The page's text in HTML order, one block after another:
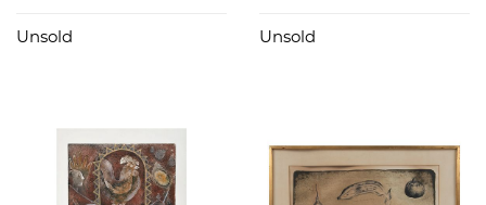
cm diámetro
Unsold
14 cm medidas
Unsold